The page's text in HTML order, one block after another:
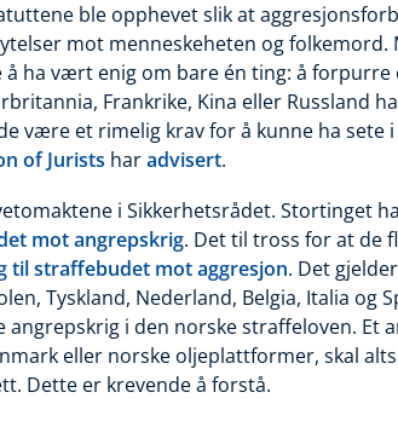
ble opphevet slik at
mot menneskeheten og folkemord.
å ha vært enig om bare én ting: å
Frankrike, Kina eller Russland
være et rimelig krav for å kunne ha sete i
of Jurists haradvisert.
i Sikkerhetsrådet. Stortinget
mot angrepskrig. Det til tross for at de
til straffebudet mot aggresjon. Det
Tyskland, Nederland, Belgia, Italia og
i den norske straffeloven. Et
eller norske oljeplattformer, skal
Dette er krevende å forstå.